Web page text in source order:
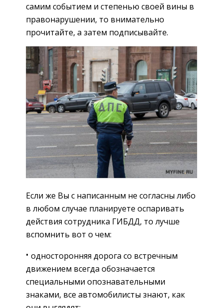
самим событием и степенью своей вины в
правонарушении, то внимательно
прочитайте, а затем подписывайте.
Если же Вы с написанным не согласны либо
в любом случае планируете оспаривать
действия сотрудника ГИБДД, то лучше
вспомнить вот о чем:
односторонняя дорога со встречным
движением всегда обозначается
специальными опознавательными
знаками, все автомобилисты знают, как